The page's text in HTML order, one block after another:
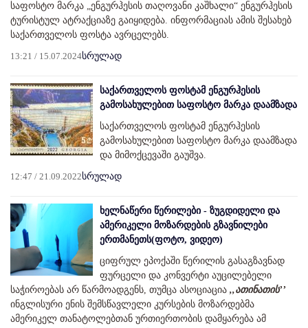
საფოსტო მარკა „ენგურჰესის თაღოვანი კაშხალი“ ენგურჰესის
ტურისტულ ატრაქციაზე გაიყიდება. ინფორმაციას ამის შესახებ
საქართველოს ფოსტა ავრცელებს.
13:21 / 15.07.2024სრულად
საქართველოს ფოსტამ ენგურჰესის
გამოსახულებით საფოსტო მარკა დაამზადა
საქართველოს ფოსტამ ენგურჰესის
გამოსახულებით საფოსტო მარკა დაამზადა
და მიმოქცევაში გაუშვა.
12:47 / 21.09.2022სრულად
ხელნაწერი წერილები - ზუგდიდელი და
ამერიკელი მოზარდების გზავნილები
ერთმანეთს(ფოტო, ვიდეო)
ციფრულ ეპოქაში წერილის გასაგზავნად
ფურცელი და კონვერტი აუცილებელი
საჭიროებას არ წარმოადგენს, თუმცა ასოციაცია ,,ათინათის’’
ინგლისური ენის შემსწავლელი კურსების მოზარდებმა
ამერიკელ თანატოლებთან ურთიერთობის დამყარება ამ